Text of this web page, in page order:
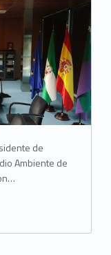
de
Ambiente de